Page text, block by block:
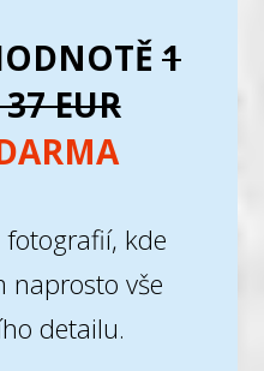
1
EUR
kde
naprosto vše
detailu.